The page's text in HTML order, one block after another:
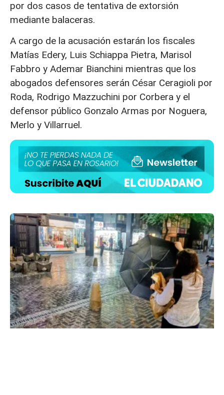
por dos casos de tentativa de extorsión
mediante balaceras.
A cargo de la acusación estarán los fiscales
Matías Edery, Luis Schiappa Pietra, Marisol
Fabbro y Ademar Bianchini mientras que los
abogados defensores serán César Ceragioli por
Roda, Rodrigo Mazzuchini por Corbera y el
defensor público Gonzalo Armas por Noguera,
Merlo y Villarruel.